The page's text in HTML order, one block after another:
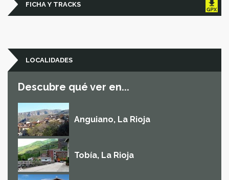
FICHA Y TRACKS
LOCALIDADES
Descubre qué ver en...
Anguiano, La Rioja
Tobía, La Rioja